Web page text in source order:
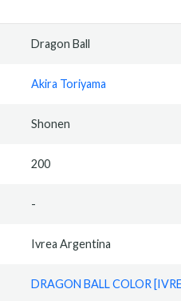
Dragon Ball
Akira Toriyama
Shonen
200
-
Ivrea Argentina
DRAGON BALL COLOR